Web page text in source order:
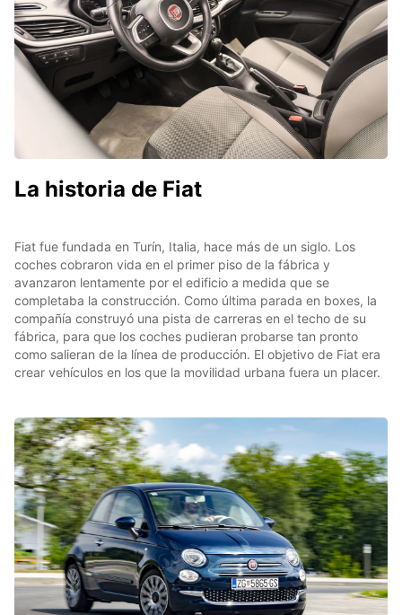
La historia de Fiat
Fiat fue fundada en Turín, Italia, hace más de un siglo. Los
coches cobraron vida en el primer piso de la fábrica y
avanzaron lentamente por el edificio a medida que se
completaba la construcción. Como última parada en boxes, la
compañía construyó una pista de carreras en el techo de su
fábrica, para que los coches pudieran probarse tan pronto
como salieran de la línea de producción. El objetivo de Fiat era
crear vehículos en los que la movilidad urbana fuera un placer.